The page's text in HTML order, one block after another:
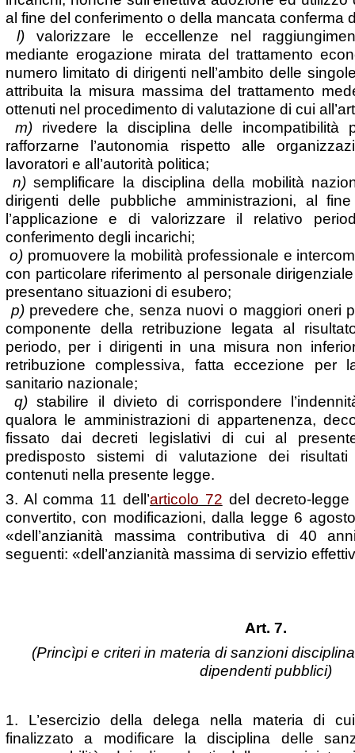
al fine del conferimento o della mancata conferma
l) valorizzare le eccellenze nel
mediante erogazione mirata del trattamento
numero limitato di dirigenti nell’ambito delle
attribuita la misura massima del trattamento
ottenuti nel procedimento di valutazione di cui
m)rivedere la disciplina delle incompatibilità
rafforzarne l’autonomia rispetto alle
lavoratori e all’autorità politica;
n) semplificare la disciplina della mobilità
dirigenti delle pubbliche amministrazioni, al
l’applicazione e di valorizzare il relativo
conferimento degli incarichi;
o) promuovere la mobilità professionale e
con particolare riferimento al personale
presentano situazioni di esubero;
p) prevedere che, senza nuovi o maggiori oneri
componente della retribuzione legata al
periodo, per i dirigenti in una misura non
retribuzione complessiva, fatta eccezione per
sanitario nazionale;
q)stabilire il divieto di corrispondere
qualora le amministrazioni di appartenenza,
fissato dai decreti legislativi di cui al
predisposto sistemi di valutazione dei
contenuti nella presente legge.
3. Al comma 11 dell’articolo 72 del decreto-
convertito, con modificazioni, dalla legge 6
«dell’anzianità massima contributiva di 40
seguenti: «dell’anzianità massima di servizio
Art. 7.
(Princìpi e criteri in materia di sanzioni
dipendenti pubblici)
1. L’esercizio della delega nella materia di
finalizzato a modificare la disciplina delle